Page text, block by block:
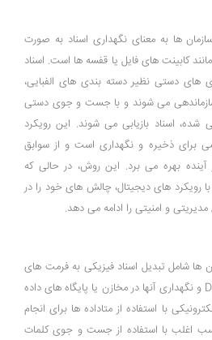
ها به معنای نگهداری اسناد به صورت
کابینت ‌های فایل یا قفسه ‌ها است. اسناد
های دستی نظیر دسته‌ بندی ‌های الفبایی،
می‌ شوند و با جست و جوی دستی
اسناد بازیابی می ‌شوند. این رویکرد
برای ذخیره و نگهداری است و از سوابق
بهره می ‌برد. این روش، در حالی که
رویکرد های دیجیتال، چالش‌ های خود را در
و امنیتی را ادامه می ‌دهد.
ها شامل تبدیل اسناد فیزیکی به فرمت ‌های
الکترونیکی نظیر PDF یا DOCX و نگهداری آنها در مخازن یا پایگاه ‌های داده
با استفاده از متاداده ‌ها برای انجام
اغلب با استفاده از جست و جوی کلمات